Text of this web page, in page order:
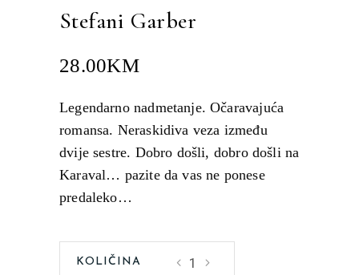
Stefani Garber
28.00KM
Legendarno nadmetanje. Očaravajuća
romansa. Neraskidiva veza između
dvije sestre. Dobro došli, dobro došli na
Karaval… pazite da vas ne ponese
predaleko…